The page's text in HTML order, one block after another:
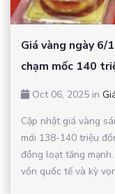
Giá vàng ngày 6/
chạm mốc 140
Oct 06, 2025 in
Cập nhật giá vàng
mới 138-140 triệu
đồng loạt tăng
vốn quốc tế và kỳ